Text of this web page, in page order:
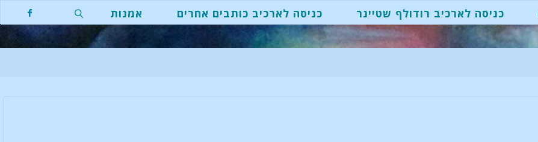
כניסה לארכיב רודולף שטיינר כניסה לארכיב כותבים אחרים אמנות